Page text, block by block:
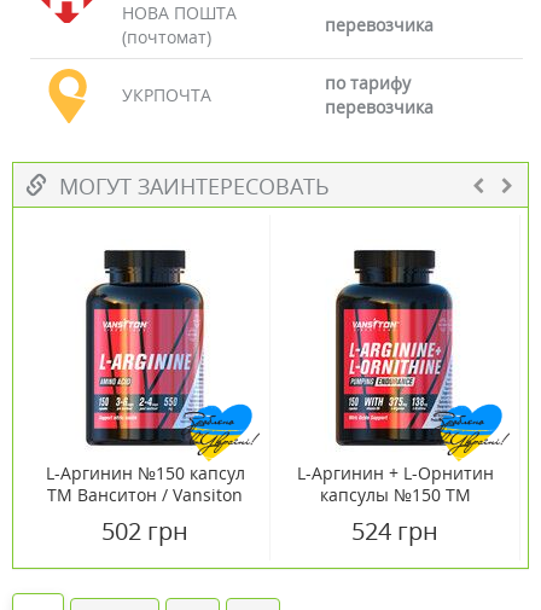
НОВА ПОШТА
(почтомат)
перевозчика
УКРПОЧТА
по тарифу
перевозчика
МОГУТ ЗАИНТЕРЕСОВАТЬ
L-Аргинин №150 капсул
ТМ Ванситон / Vansiton
502 грн
L-Аргинин + L-Орнитин
капсулы №150 ТМ
524 грн